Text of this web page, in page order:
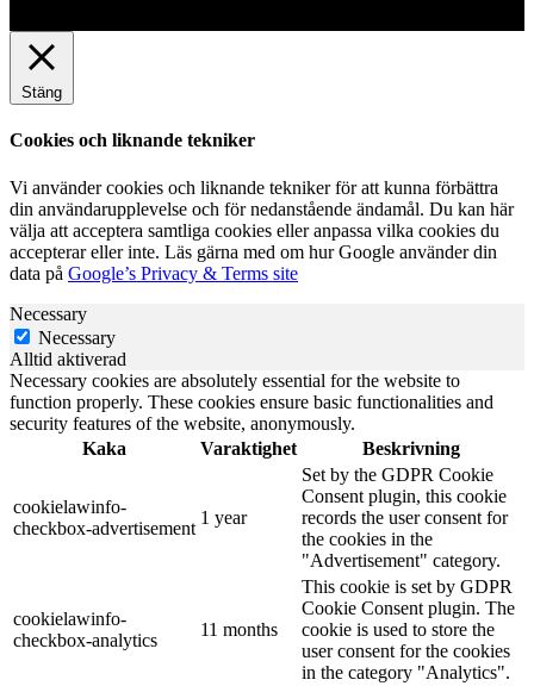
Stäng
Cookies och liknande tekniker
Vi använder cookies och liknande tekniker för att kunna förbättra
din användarupplevelse och för nedanstående ändamål. Du kan här
välja att acceptera samtliga cookies eller anpassa vilka cookies du
accepterar eller inte. Läs gärna med om hur Google använder din
data på Google’s Privacy & Terms site
Necessary
Necessary
Alltid aktiverad
Necessary cookies are absolutely essential for the website to
function properly. These cookies ensure basic functionalities and
security features of the website, anonymously.
Kaka
Varaktighet Beskrivning
cookielawinfo-
checkbox-advertisement
1 year
Set by the GDPR Cookie
Consent plugin, this cookie
records the user consent for
the cookies in the
"Advertisement" category.
cookielawinfo-
checkbox-analytics
11 months
This cookie is set by GDPR
Cookie Consent plugin. The
cookie is used to store the
user consent for the cookies
in the category "Analytics".